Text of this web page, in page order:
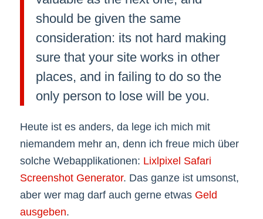
should be given the same
consideration: its not hard making
sure that your site works in other
places, and in failing to do so the
only person to lose will be you.
Heute ist es anders, da lege ich mich mit
niemandem mehr an, denn ich freue mich über
solche Webapplikationen: Lixlpixel Safari
Screenshot Generator. Das ganze ist umsonst,
aber wer mag darf auch gerne etwas Geld
ausgeben.